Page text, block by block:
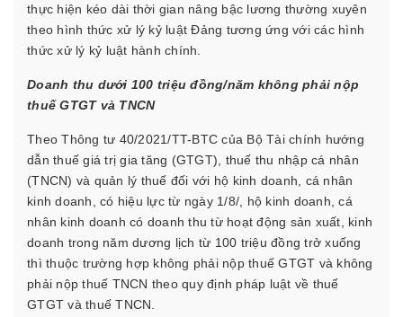
thực hiện kéo dài thời gian nâng bậc lương thường xuyên
theo hình thức xử lý kỷ luật Đảng tương ứng với các hình
thức xử lý kỷ luật hành chính.
Doanh thu dưới 100 triệu đồng/năm không phải nộp
thuế GTGT và TNCN
Theo Thông tư 40/2021/TT-BTC của Bộ Tài chính hướng
dẫn thuế giá trị gia tăng (GTGT), thuế thu nhập cá nhân
(TNCN) và quản lý thuế đối với hộ kinh doanh, cá nhân
kinh doanh, có hiệu lực từ ngày 1/8/, hộ kinh doanh, cá
nhân kinh doanh có doanh thu từ hoạt động sản xuất, kinh
doanh trong năm dương lịch từ 100 triệu đồng trở xuống
thì thuộc trường hợp không phải nộp thuế GTGT và không
phải nộp thuế TNCN theo quy định pháp luật về thuế
GTGT và thuế TNCN.